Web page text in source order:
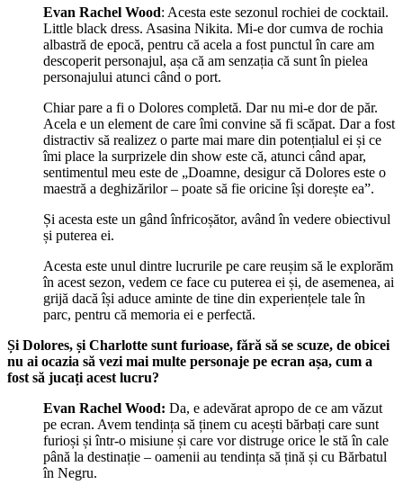
Evan Rachel Wood: Acesta este sezonul rochiei de cocktail.
Little black dress. Asasina Nikita. Mi-e dor cumva de rochia
albastră de epocă, pentru că acela a fost punctul în care am
descoperit personajul, așa că am senzația că sunt în pielea
personajului atunci când o port.
Chiar pare a fi o Dolores completă. Dar nu mi-e dor de păr.
Acela e un element de care îmi convine să fi scăpat. Dar a fost
distractiv să realizez o parte mai mare din potențialul ei și ce
îmi place la surprizele din show este că, atunci când apar,
sentimentul meu este de „Doamne, desigur că Dolores este o
maestră a deghizărilor – poate să fie oricine își dorește ea”.
Și acesta este un gând înfricoșător, având în vedere obiectivul
și puterea ei.
Acesta este unul dintre lucrurile pe care reușim să le explorăm
în acest sezon, vedem ce face cu puterea ei și, de asemenea, ai
grijă dacă își aduce aminte de tine din experiențele tale în
parc, pentru că memoria ei e perfectă.
Și Dolores, și Charlotte sunt furioase, fără să se scuze, de obicei
nu ai ocazia să vezi mai multe personaje pe ecran așa, cum a
fost să jucați acest lucru?
Evan Rachel Wood: Da, e adevărat apropo de ce am văzut
pe ecran. Avem tendința să ținem cu acești bărbați care sunt
furioși și într-o misiune și care vor distruge orice le stă în cale
până la destinație – oamenii au tendința să țină și cu Bărbatul
în Negru.